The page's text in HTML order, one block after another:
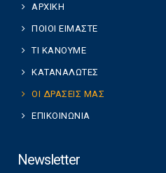
ΑΡΧΙΚΗ
ΠΟΙΟΙ ΕΙΜΑΣΤΕ
ΤΙ ΚΑΝΟΥΜΕ
ΚΑΤΑΝΑΛΩΤΕΣ
ΟΙ ΔΡΑΣΕΙΣ ΜΑΣ
ΕΠΙΚΟΙΝΩΝΙΑ
Newsletter